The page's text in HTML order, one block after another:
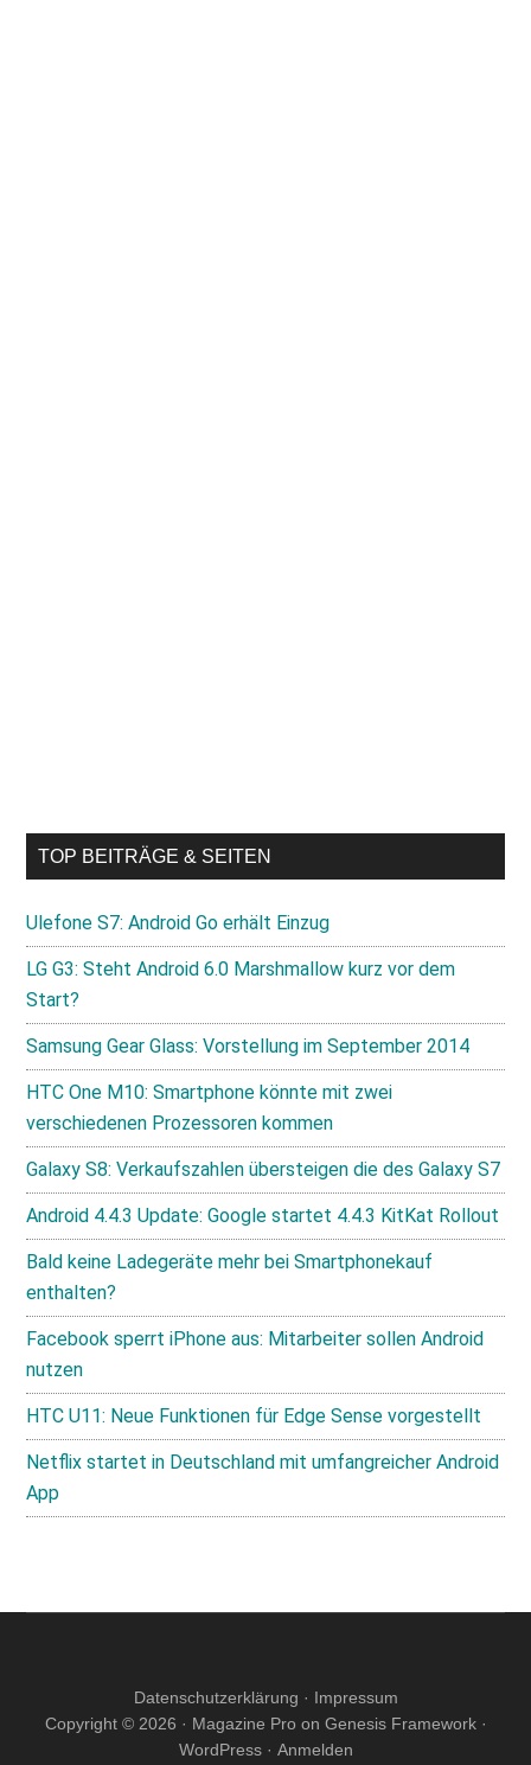
TOP BEITRÄGE & SEITEN
Ulefone S7: Android Go erhält Einzug
LG G3: Steht Android 6.0 Marshmallow kurz vor dem
Start?
Samsung Gear Glass: Vorstellung im September 2014
HTC One M10: Smartphone könnte mit zwei
verschiedenen Prozessoren kommen
Galaxy S8: Verkaufszahlen übersteigen die des Galaxy S7
Android 4.4.3 Update: Google startet 4.4.3 KitKat Rollout
Bald keine Ladegeräte mehr bei Smartphonekauf
enthalten?
Facebook sperrt iPhone aus: Mitarbeiter sollen Android
nutzen
HTC U11: Neue Funktionen für Edge Sense vorgestellt
Netflix startet in Deutschland mit umfangreicher Android
App
Datenschutzerklärung · Impressum
Copyright © 2026 · Magazine Pro on Genesis Framework·
WordPress· Anmelden